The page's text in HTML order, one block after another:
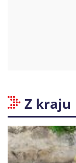
Z kraju